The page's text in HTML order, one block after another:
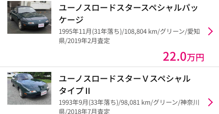
ユーノスロードスタースペシャルパッ
ケージ
1995年11月(31年落ち)/108,804 km/グリーン/愛知
県/2019年2月査定
22.0万円
ユーノスロードスターＶスペシャル
タイプⅡ
1993年9月(33年落ち)/98,081 km/グリーン/神奈川
県/2018年7月査定